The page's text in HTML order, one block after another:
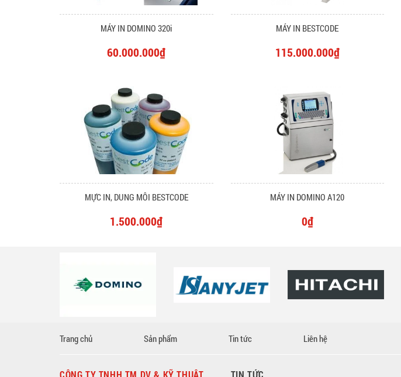
MÁY IN DOMINO 320i
60.000.000₫
MÁY IN BESTCODE
115.000.000₫
MỰC IN, DUNG MÔI BESTCODE
1.500.000₫
MÁY IN DOMINO A120
0₫
Trang chủ Sản phẩm Tin tức Liên hệ
CÔNG TY TNHH TM DV & KỸ THUẬT TIN TỨC